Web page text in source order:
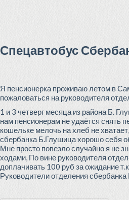
Спецавтобус
Я пенсионерка проживаю летом в
пожаловаться на руководителя
1 и 3 четверг месяца из района Б.
нам пенсионерам не удаётся снять
кошельке мелочь на хлеб не
сбербанка Б.Глушица хорошо себя
Мне просто повезло случайно я не
ходами, По вине руководителя
доплачивать 100 руб за ожидание
Руководители отделения